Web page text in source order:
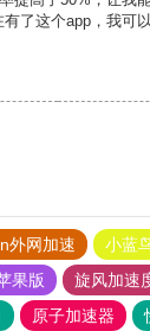
了这个app，我可
外网加速
小蓝
果版
旋风加速
原子加速器